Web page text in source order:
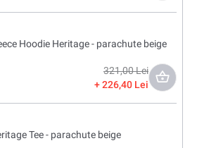
Hoodie Heritage - parachute beige
321,00 Lei
226,40 Lei
Tee - parachute beige